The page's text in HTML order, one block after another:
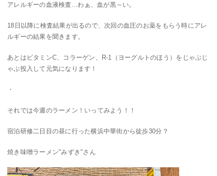
アレルギーの血液検査...わぁ、血が黒～い。
18日以降に検査結果が出るので、次回の血圧のお薬をもらう時にアレ
ルギーの結果を聞きます。
あとはビタミンC、コラーゲン、R-1（ヨーグルトのほう）をじゃぶじ
ゃぶ投入して元気になります！
・
それでは今週のラーメン！いってみよう！！
宿泊研修二日目の昼に行った横浜中華街から徒歩30分？
焼き味噌ラーメン"みずき"さん